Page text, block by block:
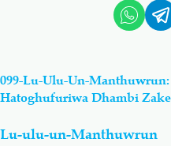
Aqiydah
Shirki & Kufru
099-Lu-Ulu-Un-
Hatoghufuriwa Dhambi
Lu-ulu-un-Manthuwrun